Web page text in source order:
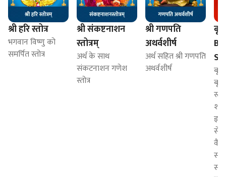
श्री हरि स्तोत्र
भगवान विष्णु को
समर्पित स्तोत्र
श्री संकष्टनाशन
स्तोत्रम्
अर्थ के साथ
संकटनाशन गणेश
स्तोत्र
श्री गणपति
अथर्वशीर्ष
अर्थ सहित श्री गणपति
अथर्वशीर्ष
से